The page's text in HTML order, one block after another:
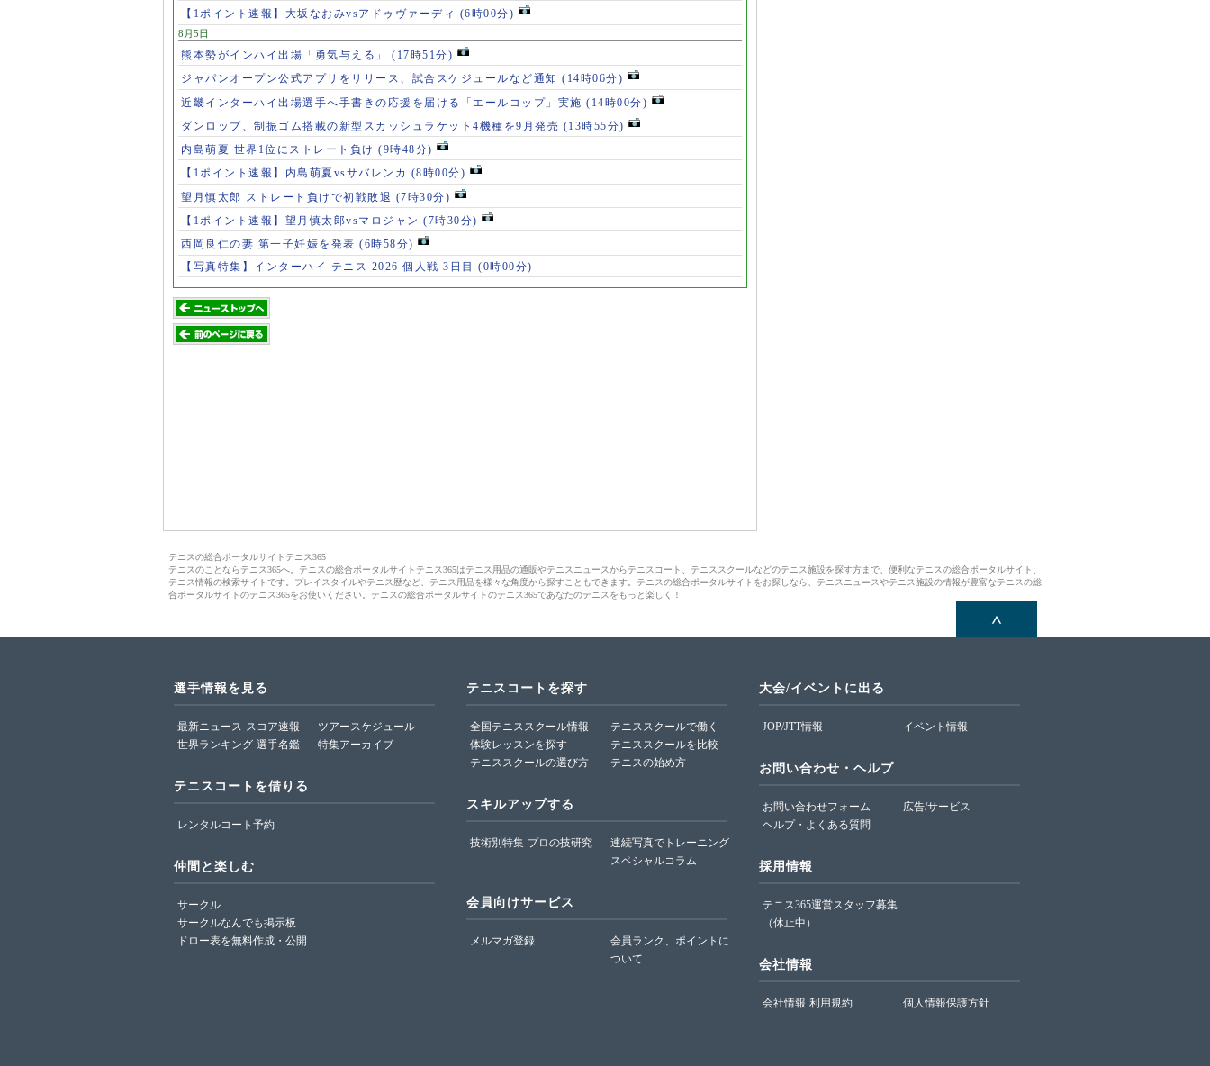
【1ポイント速報】大坂なおみvsアドゥヴァーディ (6時00分)
8月5日
熊本勢がインハイ出場「勇気与える」 (17時51分)
ジャパンオープン公式アプリをリリース、試合スケジュールなど通知 (14時06分)
近畿インターハイ出場選手へ手書きの応援を届ける「エールコップ」実施 (14時00分)
ダンロップ、制振ゴム搭載の新型スカッシュラケット4機種を9月発売 (13時55分)
内島萌夏 世界1位にストレート負け (9時48分)
【1ポイント速報】内島萌夏vsサバレンカ (8時00分)
望月慎太郎 ストレート負けで初戦敗退 (7時30分)
【1ポイント速報】望月慎太郎vsマロジャン (7時30分)
西岡良仁の妻 第一子妊娠を発表 (6時58分)
【写真特集】インターハイ テニス 2026 個人戦 3日目 (0時00分)
テニスの総合ポータルサイトテニス365
テニスのことならテニス365へ。テニスの総合ポータルサイトテニス365はテニス用品の通販やテニスニュースからテニスコート、テニススクールなどのテニス施設を探す方まで、便利なテニスの総合ポータルサイト、
テニス情報の検索サイトです。プレイスタイルやテニス歴など、テニス用品を様々な角度から探すこともできます。テニスの総合ポータルサイトをお探しなら、テニスニュースやテニス施設の情報が豊富なテニスの総
合ポータルサイトのテニス365をお使いください。テニスの総合ポータルサイトのテニス365であなたのテニスをもっと楽しく！
選手情報を見る
最新ニュース スコア速報
世界ランキング 選手名鑑
ツアースケジュール
特集アーカイブ
テニスコートを借りる
レンタルコート予約
仲間と楽しむ
サークル
サークルなんでも掲示板
ドロー表を無料作成・公開
テニスコートを探す
全国テニススクール情報
体験レッスンを探す
テニススクールの選び方
テニススクールで働く
テニススクールを比較
テニスの始め方
スキルアップする
技術別特集 プロの技研究
連続写真でトレーニング
スペシャルコラム
会員向けサービス
メルマガ登録
会員ランク、ポイントに
ついて
大会/イベントに出る
JOP/JTT情報 イベント情報
お問い合わせ・ヘルプ
お問い合わせフォーム
ヘルプ・よくある質問
広告/サービス
採用情報
テニス365運営スタッフ募集
（休止中）
会社情報
会社情報 利用規約 個人情報保護方針